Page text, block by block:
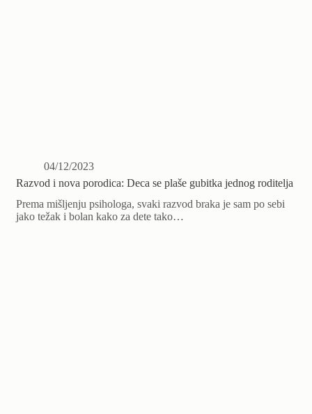
04/12/2023
Razvod i nova porodica: Deca se plaše gubitka jednog roditelja
Prema mišljenju psihologa, svaki razvod braka je sam po sebi
jako težak i bolan kako za dete tako…